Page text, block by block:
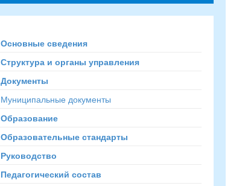
Основные сведения
Структура и органы управления
Документы
Муниципальные документы
Образование
Образовательные стандарты
Руководство
Педагогический состав